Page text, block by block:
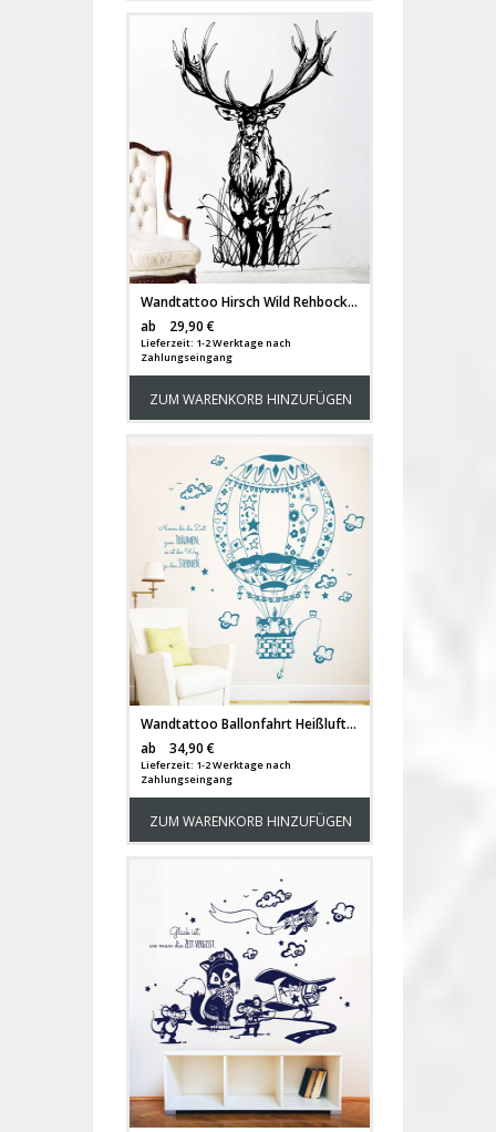
Wandtattoo Hirsch Wild Rehbock Waldtier Reh M1713
ab
29,90 €
Lieferzeit: 1-2 Werktage nach
Zahlungseingang
ZUM WARENKORB HINZUFÜGEN
Wandtattoo Ballonfahrt Heißluftballon Fuchs Waschbär Eule auf Weltreise M1712
ab
34,90 €
Lieferzeit: 1-2 Werktage nach
Zahlungseingang
ZUM WARENKORB HINZUFÜGEN